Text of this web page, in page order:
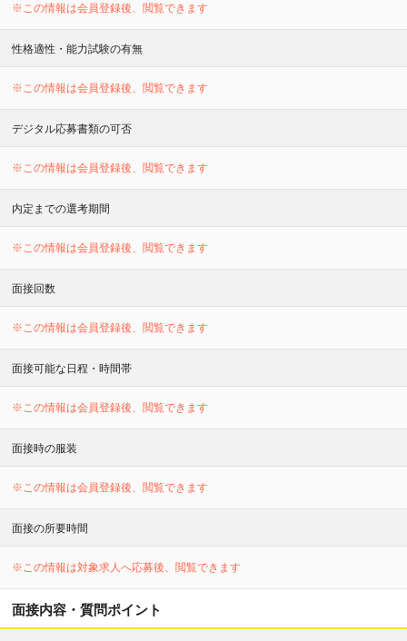
※この情報は会員登録後、閲覧できます
性格適性・能力試験の有無
※この情報は会員登録後、閲覧できます
デジタル応募書類の可否
※この情報は会員登録後、閲覧できます
内定までの選考期間
※この情報は会員登録後、閲覧できます
面接回数
※この情報は会員登録後、閲覧できます
面接可能な日程・時間帯
※この情報は会員登録後、閲覧できます
面接時の服装
※この情報は会員登録後、閲覧できます
面接の所要時間
※この情報は対象求人へ応募後、閲覧できます
面接内容・質問ポイント